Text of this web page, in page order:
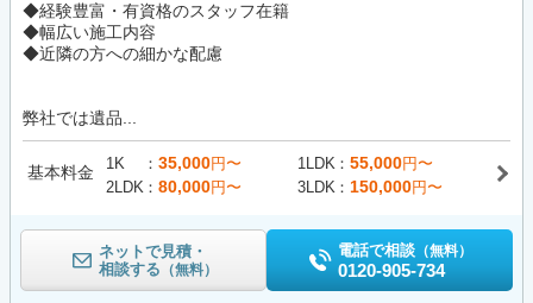
◆経験豊富・有資格のスタッフ在籍
◆幅広い施工内容
◆近隣の方への細かな配慮
弊社では遺品...
基本料金 1K 35,000円〜 1LDK 55,000円〜
2LDK
80,000円〜 3LDK 150,000円〜
ネットで見積・
相談する （無料）
電話で相談 （無料）
0120-905-734